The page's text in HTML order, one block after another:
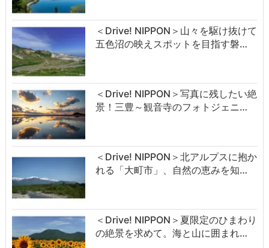
＜Drive! NIPPON＞山々を駆け抜けて
五色沼の映えスポットを目指す磐…
＜Drive! NIPPON＞写真に残したい絶
景！三豊～観音寺のフォトジェニ…
＜Drive! NIPPON＞北アルプスに抱か
れる「大町市」、自然の恵みを知…
＜Drive! NIPPON＞夏限定のひまわり
の絶景を求めて。海と山に囲まれ…